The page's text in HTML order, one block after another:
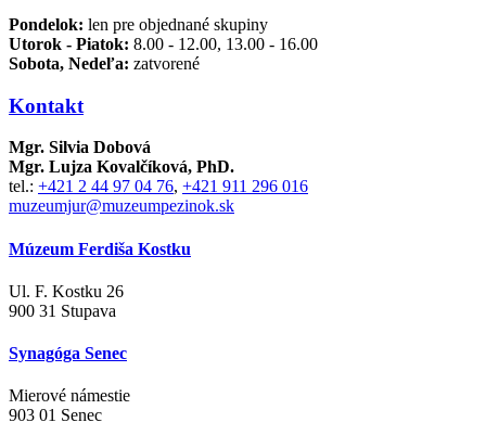
Pondelok: len pre objednané skupiny
Utorok - Piatok: 8.00 - 12.00, 13.00 - 16.00
Sobota, Nedeľa: zatvorené
Kontakt
Mgr. Silvia Dobová
Mgr. Lujza Kovalčíková, PhD.
tel.: +421 2 44 97 04 76, +421 911 296 016
muzeumjur@muzeumpezinok.sk
Múzeum Ferdiša Kostku
Ul. F. Kostku 26
900 31 Stupava
Synagóga Senec
Mierové námestie
903 01 Senec